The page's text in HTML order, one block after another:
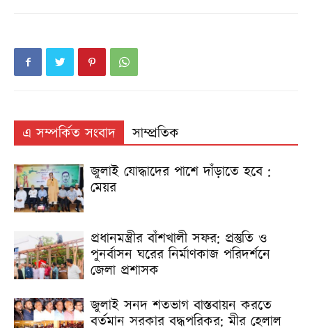
এ সম্পর্কিত সংবাদ
সাম্প্রতিক
জুলাই যোদ্ধাদের পাশে দাঁড়াতে হবে :
মেয়র
প্রধানমন্ত্রীর বাঁশখালী সফর: প্রস্তুতি ও
পুনর্বাসন ঘরের নির্মাণকাজ পরিদর্শনে
জেলা প্রশাসক
জুলাই সনদ শতভাগ বাস্তবায়ন করতে
বর্তমান সরকার বদ্ধপরিকর: মীর হেলাল